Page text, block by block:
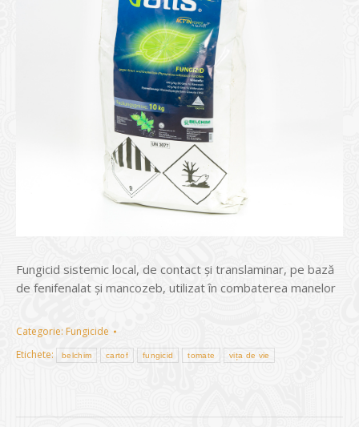
Fungicid sistemic local, de contact și translaminar, pe bază
de fenifenalat și mancozeb, utilizat în combaterea manelor
Categorie: Fungicide
Etichete:
belchim cartof fungicid tomate vița de vie